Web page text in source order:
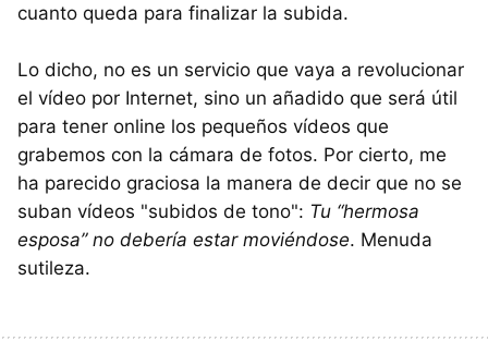
cuanto queda para finalizar la subida.
Lo dicho, no es un servicio que vaya a revolucionar
el vídeo por Internet, sino un añadido que será útil
para tener online los pequeños vídeos que
grabemos con la cámara de fotos. Por cierto, me
ha parecido graciosa la manera de decir que no se
suban vídeos "subidos de tono": Tu “hermosa
esposa” no debería estar moviéndose. Menuda
sutileza.